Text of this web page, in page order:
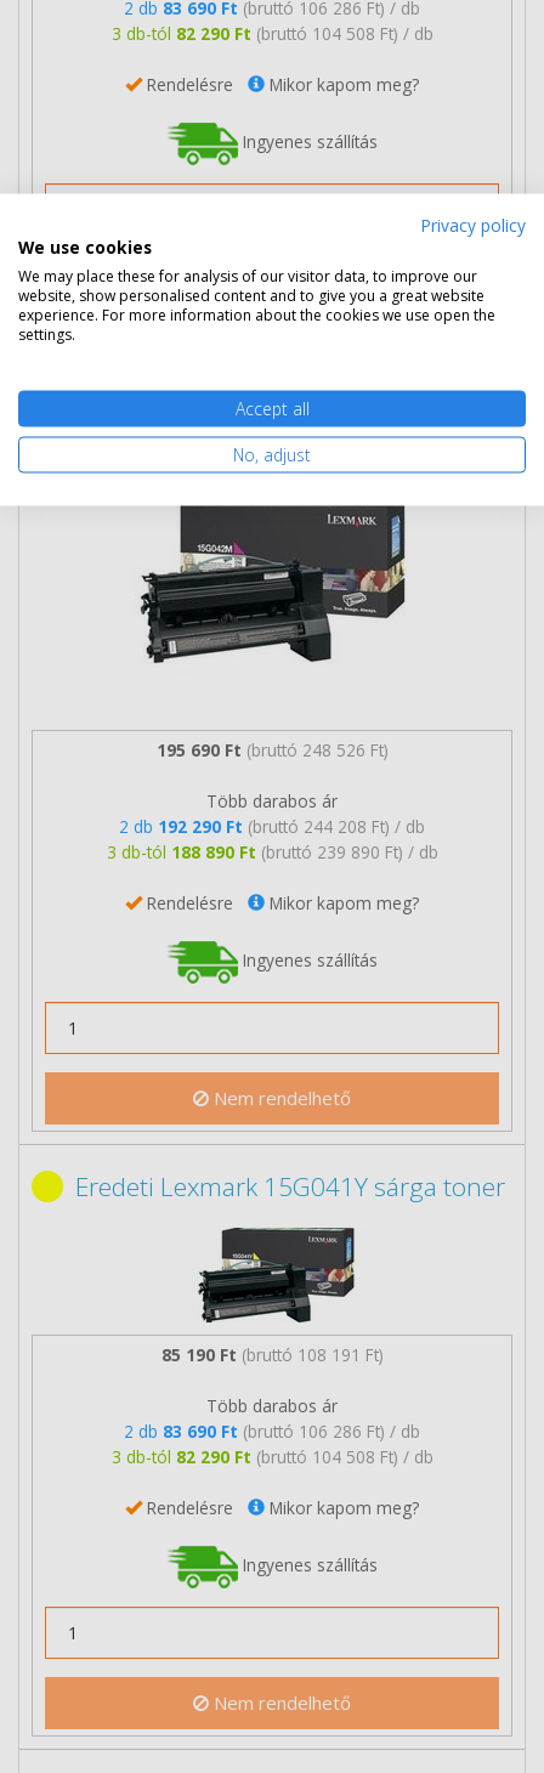
2 db 83 690 Ft (bruttó 106 286 Ft) / db
3 db-tól 82 290 Ft (bruttó 104 508 Ft) / db
Rendelésre Mikor kapom meg?
Ingyenes szállítás
Nem rendelhető
toner
195 690 Ft (bruttó 248 526 Ft)
Több darabos ár
2 db 192 290 Ft (bruttó 244 208 Ft) / db
3 db-tól 188 890 Ft (bruttó 239 890 Ft) / db
Rendelésre Mikor kapom meg?
Ingyenes szállítás
Nem rendelhető
Eredeti Lexmark 15G041Y sárga toner
85 190 Ft (bruttó 108 191 Ft)
Több darabos ár
2 db 83 690 Ft (bruttó 106 286 Ft) / db
3 db-tól 82 290 Ft (bruttó 104 508 Ft) / db
Rendelésre Mikor kapom meg?
Ingyenes szállítás
Nem rendelhető
Privacy policy
We use cookies
We may place these for analysis of our visitor data, to improve our
website, show personalised content and to give you a great website
experience. For more information about the cookies we use open the
settings.
Accept all
No, adjust